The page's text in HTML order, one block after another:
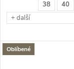
k
t
u
k
t
38
40
+ další
Oblíbené